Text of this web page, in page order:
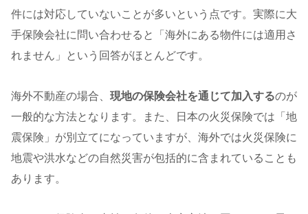
件には対応していないことが多いという点です。実際に大
手保険会社に問い合わせると「海外にある物件には適用さ
れません」という回答がほとんどです。
海外不動産の場合、 現地の保険会社を通じて加入するのが
一般的な方法となります。また、日本の火災保険では「地
震保険」が別立てになっていますが、海外では火災保険に
地震や洪水などの自然災害が包括的に含まれていることも
あります。